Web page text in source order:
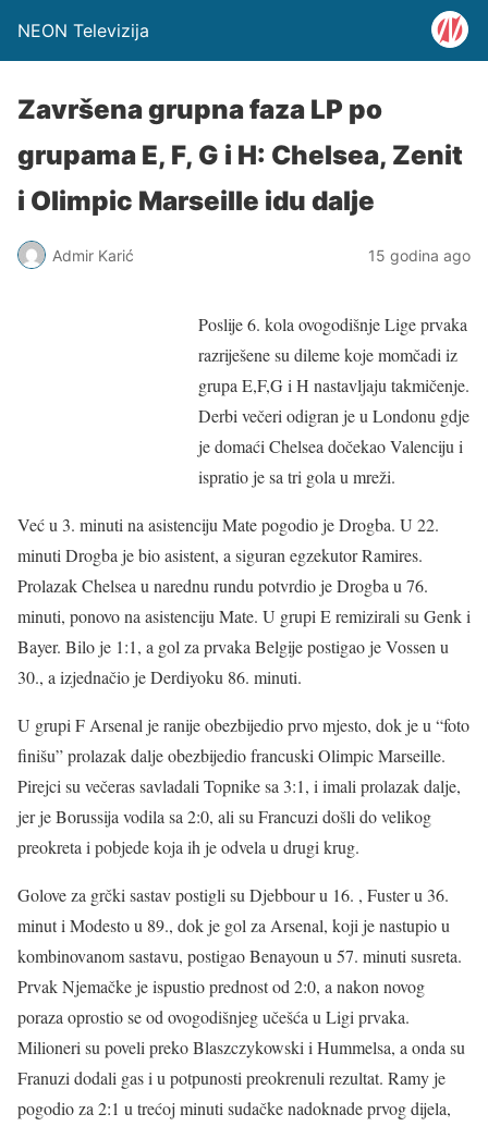
NEON Televizija
Završena grupna faza LP po
grupama E, F, G i H: Chelsea, Zenit
i Olimpic Marseille idu dalje
Admir Karić 15 godina ago
Poslije 6. kola ovogodišnje Lige prvaka
razriješene su dileme koje momčadi iz
grupa E,F,G i H nastavljaju takmičenje.
Derbi večeri odigran je u Londonu gdje
je domaći Chelsea dočekao Valenciju i
ispratio je sa tri gola u mreži.
Već u 3. minuti na asistenciju Mate pogodio je Drogba. U 22.
minuti Drogba je bio asistent, a siguran egzekutor Ramires.
Prolazak Chelsea u narednu rundu potvrdio je Drogba u 76.
minuti, ponovo na asistenciju Mate. U grupi E remizirali su Genk i
Bayer. Bilo je 1:1, a gol za prvaka Belgije postigao je Vossen u
30., a izjednačio je Derdiyoku 86. minuti.
U grupi F Arsenal je ranije obezbijedio prvo mjesto, dok je u “foto
finišu” prolazak dalje obezbijedio francuski Olimpic Marseille.
Pirejci su večeras savladali Topnike sa 3:1, i imali prolazak dalje,
jer je Borussija vodila sa 2:0, ali su Francuzi došli do velikog
preokreta i pobjede koja ih je odvela u drugi krug.
Golove za grčki sastav postigli su Djebbour u 16. , Fuster u 36.
minut i Modesto u 89., dok je gol za Arsenal, koji je nastupio u
kombinovanom sastavu, postigao Benayoun u 57. minuti susreta.
Prvak Njemačke je ispustio prednost od 2:0, a nakon novog
poraza oprostio se od ovogodišnjeg učešća u Ligi prvaka.
Milioneri su poveli preko Blaszczykowski i Hummelsa, a onda su
Franuzi dodali gas i u potpunosti preokrenuli rezultat. Ramy je
pogodio za 2:1 u trećoj minuti sudačke nadoknade prvog dijela,